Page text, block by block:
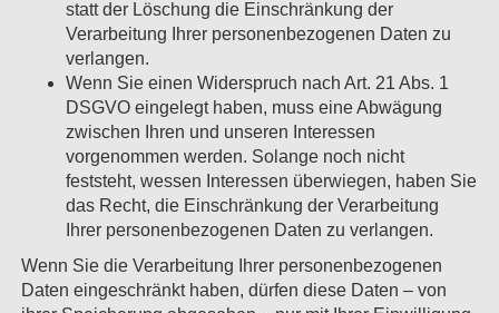
statt der Löschung die Einschränkung der
Verarbeitung Ihrer personenbezogenen Daten zu
verlangen.
Wenn Sie einen Widerspruch nach Art. 21 Abs. 1
DSGVO eingelegt haben, muss eine Abwägung
zwischen Ihren und unseren Interessen
vorgenommen werden. Solange noch nicht
feststeht, wessen Interessen überwiegen, haben Sie
das Recht, die Einschränkung der Verarbeitung
Ihrer personenbezogenen Daten zu verlangen.
Wenn Sie die Verarbeitung Ihrer personenbezogenen
Daten eingeschränkt haben, dürfen diese Daten – von